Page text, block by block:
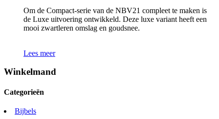
Om de Compact-serie van de NBV21 compleet te maken is
de Luxe uitvoering ontwikkeld. Deze luxe variant heeft een
mooi zwartleren omslag en goudsnee.
Lees meer
Winkelmand
Categorieën
Bijbels